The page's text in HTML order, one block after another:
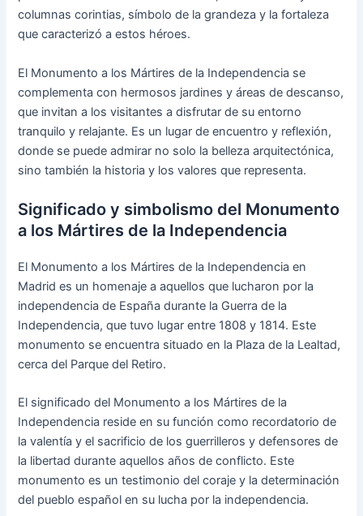
columnas corintias, símbolo de la grandeza y la fortaleza
que caracterizó a estos héroes.
El Monumento a los Mártires de la Independencia se
complementa con hermosos jardines y áreas de descanso,
que invitan a los visitantes a disfrutar de su entorno
tranquilo y relajante. Es un lugar de encuentro y reflexión,
donde se puede admirar no solo la belleza arquitectónica,
sino también la historia y los valores que representa.
Significado y simbolismo del Monumento
a los Mártires de la Independencia
El Monumento a los Mártires de la Independencia en
Madrid es un homenaje a aquellos que lucharon por la
independencia de España durante la Guerra de la
Independencia, que tuvo lugar entre 1808 y 1814. Este
monumento se encuentra situado en la Plaza de la Lealtad,
cerca del Parque del Retiro.
El significado del Monumento a los Mártires de la
Independencia reside en su función como recordatorio de
la valentía y el sacrificio de los guerrilleros y defensores de
la libertad durante aquellos años de conflicto. Este
monumento es un testimonio del coraje y la determinación
del pueblo español en su lucha por la independencia.